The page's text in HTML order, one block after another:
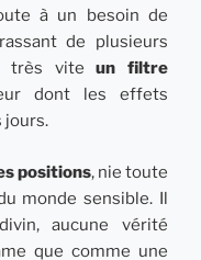
à un besoin de
de plusieurs
très viteun filtre
dont les effets
jours.
positions, nie toute
monde sensible. Il
aucune vérité
que comme une